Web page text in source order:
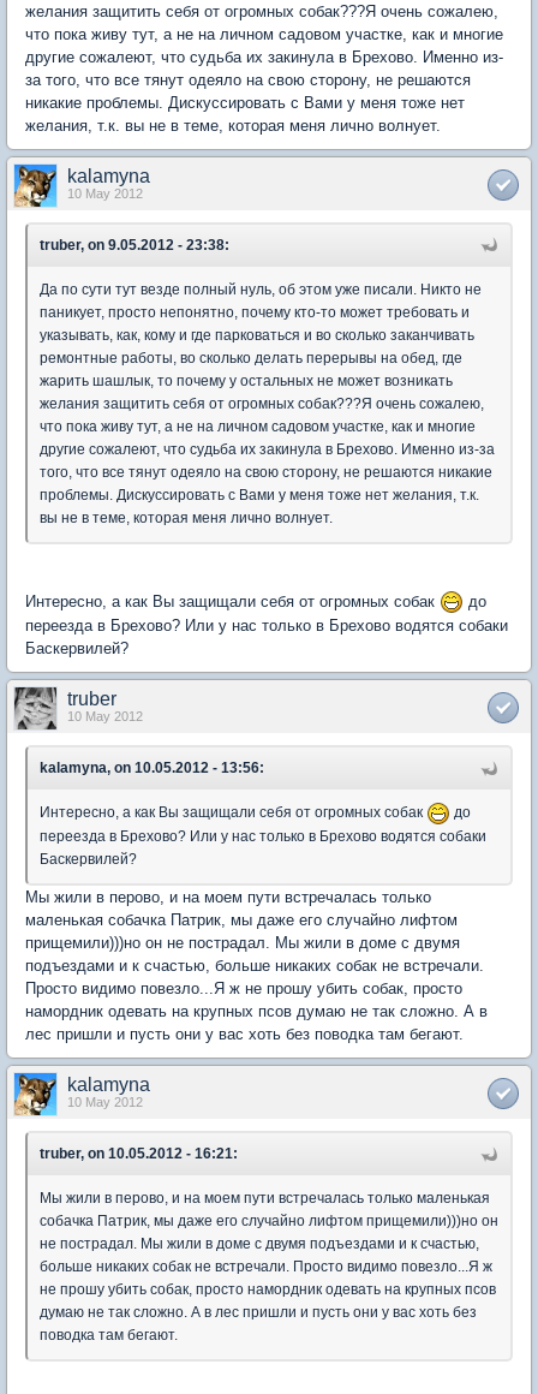
желания защитить себя от огромных собак???Я очень сожалею,
что пока живу тут, а не на личном садовом участке, как и многие
другие сожалеют, что судьба их закинула в Брехово. Именно из-
за того, что все тянут одеяло на свою сторону, не решаются
никакие проблемы. Дискуссировать с Вами у меня тоже нет
желания, т.к. вы не в теме, которая меня лично волнует.
kalamyna
10 May 2012
truber, on 9.05.2012 - 23:38:
Да по сути тут везде полный нуль, об этом уже писали. Никто не
паникует, просто непонятно, почему кто-то может требовать и
указывать, как, кому и где парковаться и во сколько заканчивать
ремонтные работы, во сколько делать перерывы на обед, где
жарить шашлык, то почему у остальных не может возникать
желания защитить себя от огромных собак???Я очень сожалею,
что пока живу тут, а не на личном садовом участке, как и многие
другие сожалеют, что судьба их закинула в Брехово. Именно из-за
того, что все тянут одеяло на свою сторону, не решаются никакие
проблемы. Дискуссировать с Вами у меня тоже нет желания, т.к.
вы не в теме, которая меня лично волнует.
Интересно, а как Вы защищали себя от огромных собак
до
переезда в Брехово? Или у нас только в Брехово водятся собаки
Баскервилей?
truber
10 May 2012
kalamyna, on 10.05.2012 - 13:56:
Интересно, а как Вы защищали себя от огромных собак
до
переезда в Брехово? Или у нас только в Брехово водятся собаки
Баскервилей?
Мы жили в перово, и на моем пути встречалась только
маленькая собачка Патрик, мы даже его случайно лифтом
прищемили)))но он не пострадал. Мы жили в доме с двумя
подъездами и к счастью, больше никаких собак не встречали.
Просто видимо повезло...Я ж не прошу убить собак, просто
намордник одевать на крупных псов думаю не так сложно. А в
лес пришли и пусть они у вас хоть без поводка там бегают.
kalamyna
10 May 2012
truber, on 10.05.2012 - 16:21:
Мы жили в перово, и на моем пути встречалась только маленькая
собачка Патрик, мы даже его случайно лифтом прищемили)))но он
не пострадал. Мы жили в доме с двумя подъездами и к счастью,
больше никаких собак не встречали. Просто видимо повезло...Я ж
не прошу убить собак, просто намордник одевать на крупных псов
думаю не так сложно. А в лес пришли и пусть они у вас хоть без
поводка там бегают.